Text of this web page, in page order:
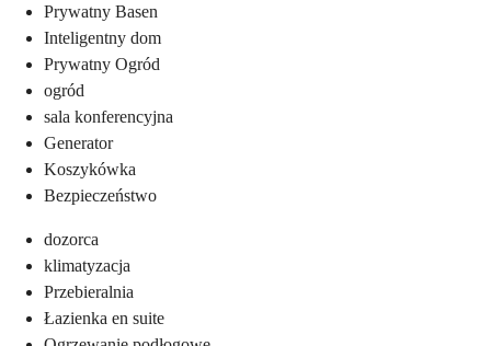
Prywatny Basen
Inteligentny dom
Prywatny Ogród
ogród
sala konferencyjna
Generator
Koszykówka
Bezpieczeństwo
dozorca
klimatyzacja
Przebieralnia
Łazienka en suite